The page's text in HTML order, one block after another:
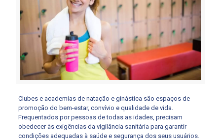
Clubes e academias de natação e ginástica são espaços de
promoção do bem-estar, convívio e qualidade de vida.
Frequentados por pessoas de todas as idades, precisam
obedecer às exigências da vigilância sanitária para garantir
condições adequadas à saúde e segurança dos seus usuários.